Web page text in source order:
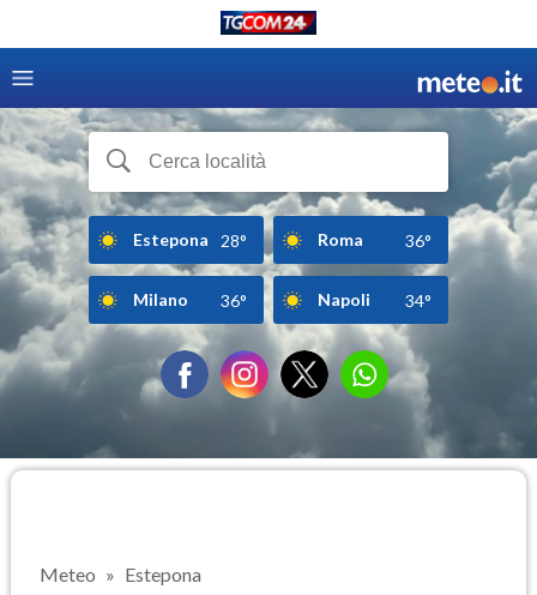
Estepona 28° Roma 36°
Milano 36° Napoli 34°
Meteo Estepona